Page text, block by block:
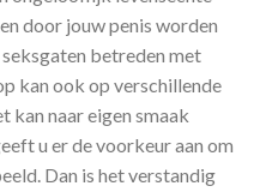
door jouw penis worden
betreden met
kan ook op verschillende
kan naar eigen smaak
u er de voorkeur aan om
Dan is het verstandig